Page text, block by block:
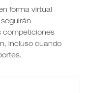
forma virtual
competiciones
incluso cuando